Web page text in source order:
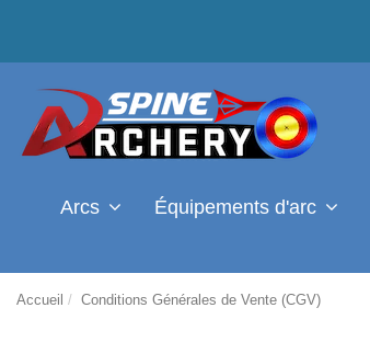
Arcs Équipements d'arc
Accueil Conditions Générales de Vente (CGV)